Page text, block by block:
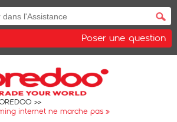
Poser une question
internet ne marche pas »